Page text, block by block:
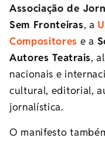
Associação de
Sem Fronteiras, a
Compositores e a
Autores Teatrais,
nacionais e
cultural, editorial,
jornalística.
O manifesto